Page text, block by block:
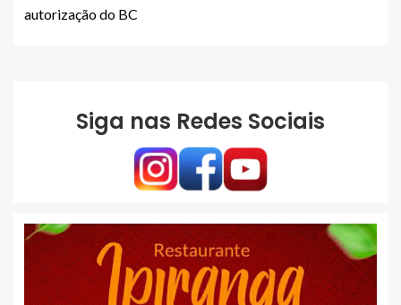
autorização do BC
Siga nas Redes Sociais